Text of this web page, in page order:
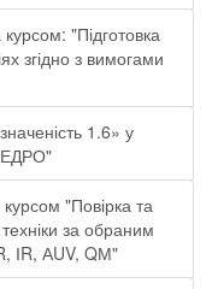
"Підготовка
згідно з вимогами
1.6» у
"Повірка та
за обраним
ІR, АUV, QМ"